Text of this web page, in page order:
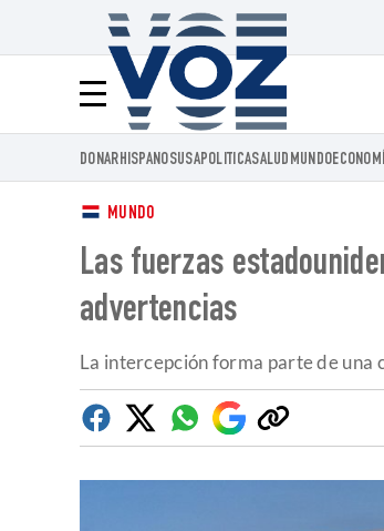
Menú
Voz.us
DONARHISPANOSUSAPOLITICASALUD MUNDO
MUNDO
Las fuerzas
advertencias
La intercepción forma parte de una
Facebook
TwitterWhatsapp
Google
Discover
Copiar
enlace